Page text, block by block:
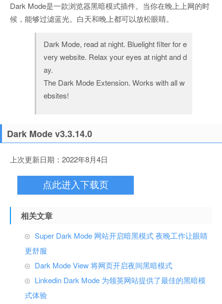
Dark Mode是一款浏览器黑暗模式插件。当你在晚上上网的时
候，能够过滤蓝光。白天和晚上都可以放松眼睛。
Dark Mode, read at night. Bluelight filter for e
very website. Relax your eyes at night and d
ay.
The Dark Mode Extension. Works with all w
ebsites!
Dark Mode v3.3.14.0
上次更新日期：2022年8月4日
点此进入下载页
相关文章
Super Dark Mode 网站开启暗黑模式 夜晚工作让眼睛
更舒服
Dark Mode View 将网页开启夜间黑暗模式
Linkedin Dark Mode 为领英网站提供了最佳的黑暗模
式体验